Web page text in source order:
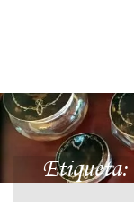
Etiqueta: